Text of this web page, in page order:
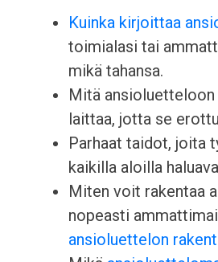
Kuinka kirjoittaa
toimialasi tai
mikä tahansa.
Mitä ansioluetteloon
laittaa, jotta se
Parhaat taidot, joita
kaikilla aloilla
Miten voit rakentaa
nopeasti
ansioluettelon